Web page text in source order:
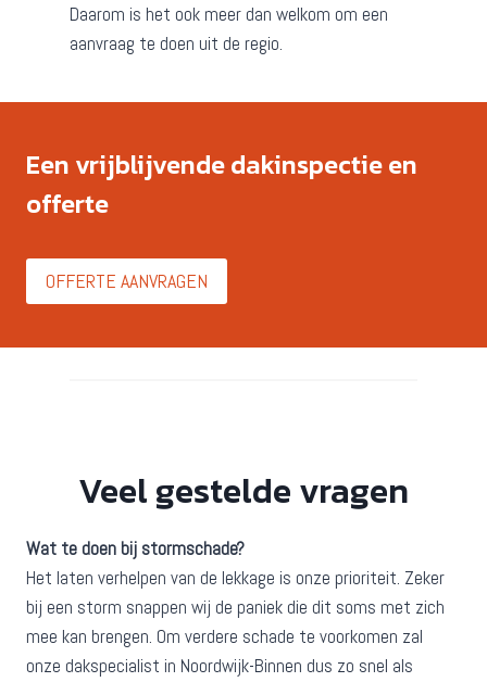
Daarom is het ook meer dan welkom om een
aanvraag te doen uit de regio.
Een vrijblijvende dakinspectie en
offerte
OFFERTE AANVRAGEN
Veel gestelde vragen
Wat te doen bij stormschade?
Het laten verhelpen van de lekkage is onze prioriteit. Zeker
bij een storm snappen wij de paniek die dit soms met zich
mee kan brengen. Om verdere schade te voorkomen zal
onze dakspecialist in Noordwijk-Binnen dus zo snel als